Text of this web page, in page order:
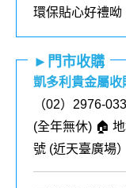
環保貼心好禮呦
►門市收購
凱多利貴金屬
（02）2976-
(全年無休) 🏠
號 (近天臺廣場）